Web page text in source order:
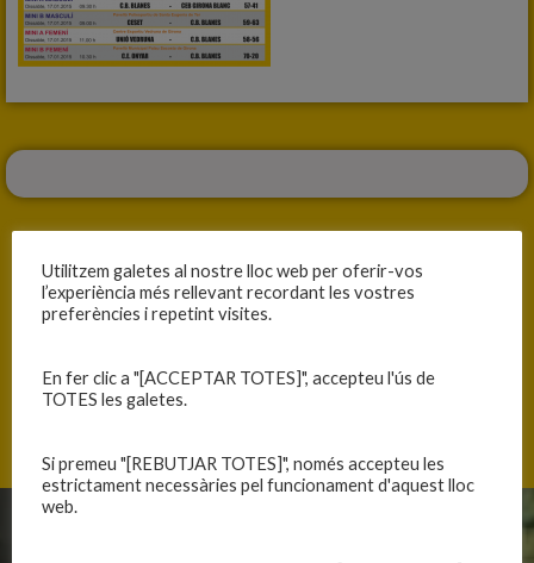
ANTERIOR
Utilitzem galetes al nostre lloc web per oferir-vos
l’experiència més rellevant recordant les vostres
preferències i repetint visites.
En fer clic a "[ACCEPTAR TOTES]", accepteu l'ús de
TOTES les galetes.
Si premeu "[REBUTJAR TOTES]", només accepteu les
estrictament necessàries pel funcionament d'aquest lloc
web.